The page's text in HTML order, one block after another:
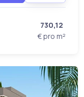
730,12
€ pro m²